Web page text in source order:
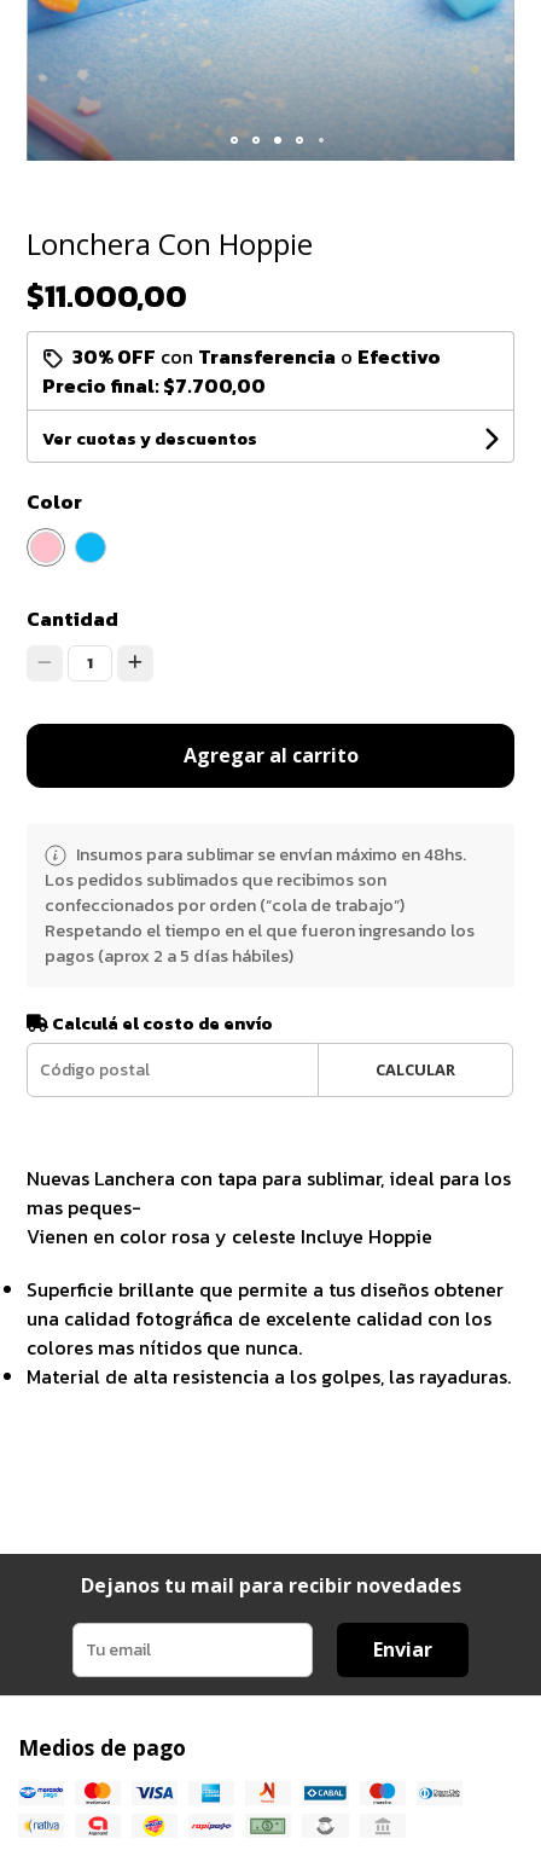
Lonchera Con Hoppie
$11.000,00
30% OFF con Transferencia o Efectivo
Precio final:$7.700,00
Ver cuotas y descuentos
Color
Cantidad
1
Agregar al carrito
Insumos para sublimar se envían máximo en 48hs.
Los pedidos sublimados que recibimos son
confeccionados por orden (“cola de trabajo”)
Respetando el tiempo en el que fueron ingresando los
pagos (aprox 2 a 5 días hábiles)
Calculá el costo de envío
CALCULAR
Nuevas Lanchera con tapa para sublimar, ideal para los
mas peques-
Vienen en color rosa y celeste Incluye Hoppie
Superficie brillante que permite a tus diseños obtener
una calidad fotográfica de excelente calidad con los
colores mas nítidos que nunca.
Material de alta resistencia a los golpes, las rayaduras.
Dejanos tu mail para recibir novedades
Enviar
Medios de pago